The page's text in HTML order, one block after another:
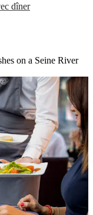
dîner
on a Seine River